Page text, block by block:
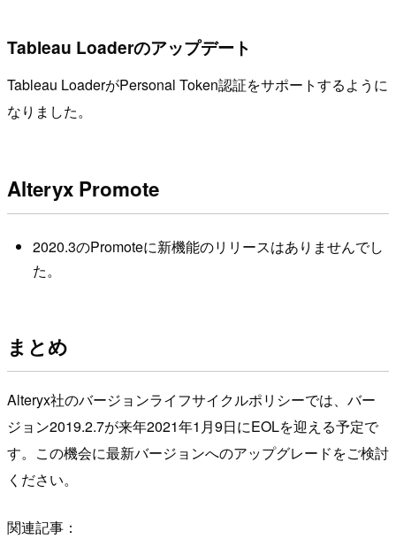
Tableau Loaderのアップデート
Tableau LoaderがPersonal Token認証をサポートするように
なりました。
Alteryx Promote
2020.3のPromoteに新機能のリリースはありませんでし
た。
まとめ
Alteryx社のバージョンライフサイクルポリシーでは、バー
ジョン2019.2.7が来年2021年1月9日にEOLを迎える予定で
す。この機会に最新バージョンへのアップグレードをご検討
ください。
関連記事：